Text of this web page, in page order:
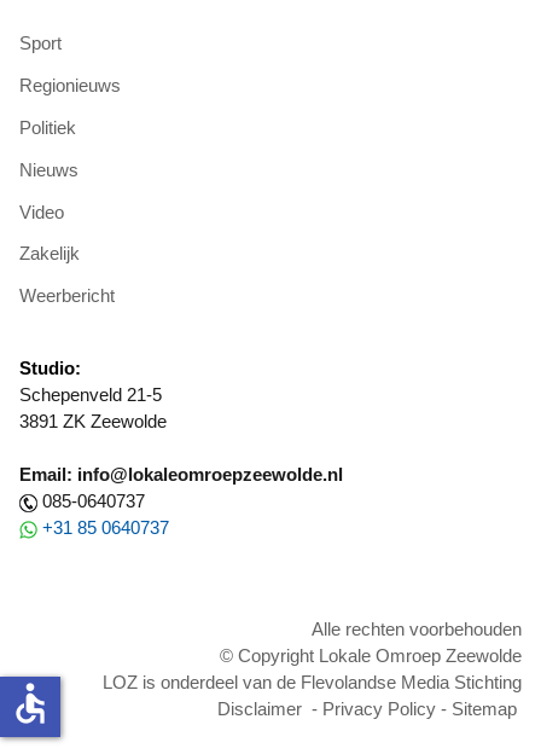
Sport
Regionieuws
Politiek
Nieuws
Video
Zakelijk
Weerbericht
Studio:
Schepenveld 21-5
3891 ZK Zeewolde
Email: info@lokaleomroepzeewolde.nl
085-0640737
+31 85 0640737
Alle rechten voorbehouden
© Copyright Lokale Omroep Zeewolde
LOZ is onderdeel van de Flevolandse Media Stichting
Disclaimer - Privacy Policy - Sitemap
accessible